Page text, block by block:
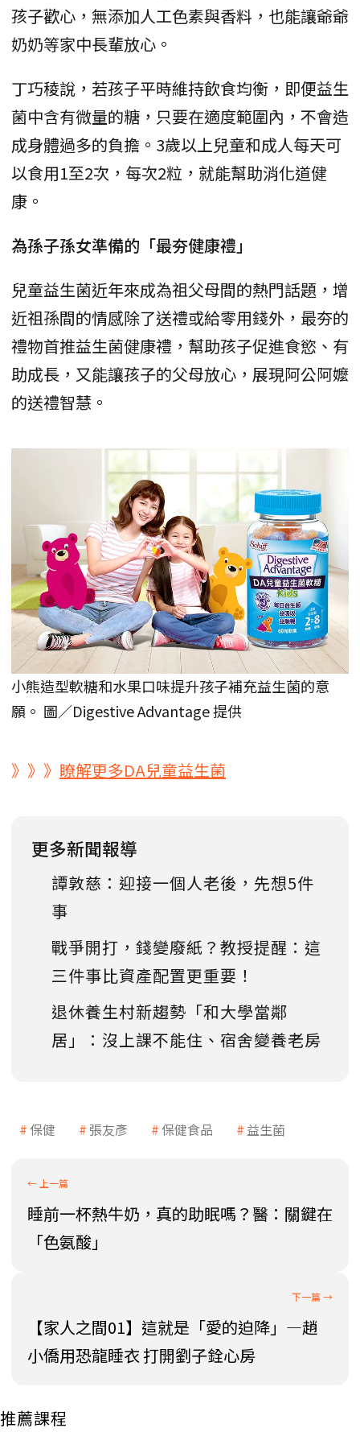
孩子歡心，無添加人工色素與香料，也能讓爺爺
奶奶等家中長輩放心。
丁巧稜說，若孩子平時維持飲食均衡，即便益生
菌中含有微量的糖，只要在適度範圍內，不會造
成身體過多的負擔。3歲以上兒童和成人每天可
以食用1至2次，每次2粒，就能幫助消化道健
康。
為孫子孫女準備的「最夯健康禮」
兒童益生菌近年來成為祖父母間的熱門話題，增
近祖孫間的情感除了送禮或給零用錢外，最夯的
禮物首推益生菌健康禮，幫助孩子促進食慾、有
助成長，又能讓孩子的父母放心，展現阿公阿嬤
的送禮智慧。
小熊造型軟糖和水果口味提升孩子補充益生菌的意
願。 圖／Digestive Advantage 提供
》》》 瞭解更多DA兒童益生菌
更多新聞報導
譚敦慈：迎接一個人老後，先想5件
事
戰爭開打，錢變廢紙？教授提醒：這
三件事比資產配置更重要！
退休養生村新趨勢「和大學當鄰
居」：沒上課不能住、宿舍變養老房
保健 張友彥 保健食品 益生菌
睡前一杯熱牛奶，真的助眠嗎？醫：關鍵在
「色氨酸」
【家人之間01】這就是「愛的迫降」—趙
小僑用恐龍睡衣 打開劉子銓心房
推薦課程